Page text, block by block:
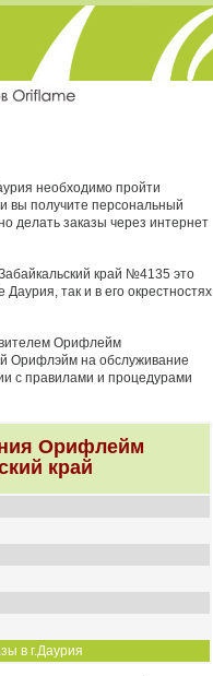
необходимо пройти
вы получите персональный
делать заказы через интернет
край №4135 это
так и в его окрестностях
Орифлейм
Орифлэйм на обслуживание
с правилами и процедурами
Орифлейм
край
в г.Даурия